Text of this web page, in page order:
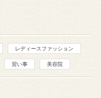
レディースファッション
習い事 美容院